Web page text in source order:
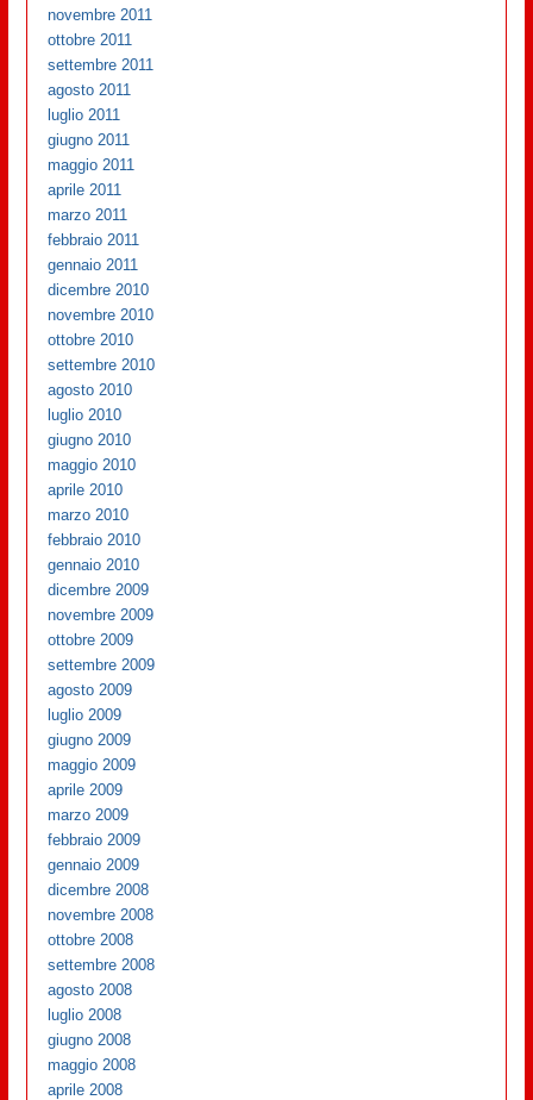
novembre 2011
ottobre 2011
settembre 2011
agosto 2011
luglio 2011
giugno 2011
maggio 2011
aprile 2011
marzo 2011
febbraio 2011
gennaio 2011
dicembre 2010
novembre 2010
ottobre 2010
settembre 2010
agosto 2010
luglio 2010
giugno 2010
maggio 2010
aprile 2010
marzo 2010
febbraio 2010
gennaio 2010
dicembre 2009
novembre 2009
ottobre 2009
settembre 2009
agosto 2009
luglio 2009
giugno 2009
maggio 2009
aprile 2009
marzo 2009
febbraio 2009
gennaio 2009
dicembre 2008
novembre 2008
ottobre 2008
settembre 2008
agosto 2008
luglio 2008
giugno 2008
maggio 2008
aprile 2008